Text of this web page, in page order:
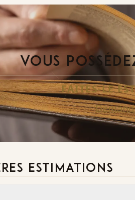
VOUS
FAITES-LE
ESTIMATIONS